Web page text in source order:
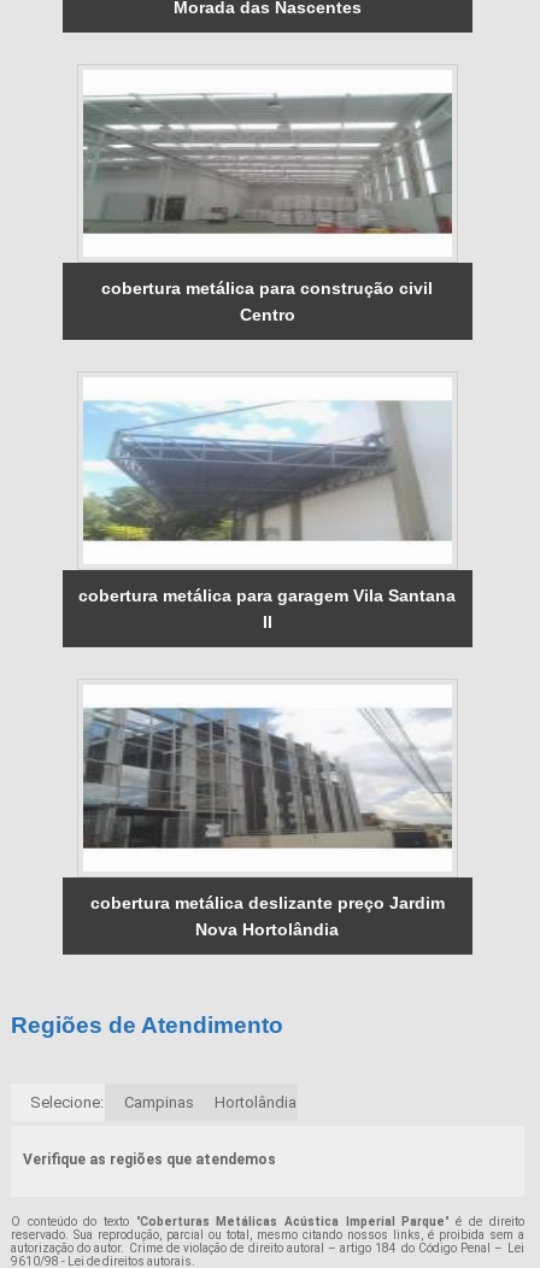
Morada das Nascentes
cobertura metálica para construção civil
Centro
cobertura metálica para garagem Vila Santana
II
cobertura metálica deslizante preço Jardim
Nova Hortolândia
Regiões de Atendimento
Selecione: Campinas Hortolândia
Verifique as regiões que atendemos
O conteúdo do texto "Coberturas Metálicas Acústica Imperial Parque" é de direito
reservado. Sua reprodução, parcial ou total, mesmo citando nossos links, é proibida sem a
autorização do autor. Crime de violação de direito autoral – artigo 184 do Código Penal –
Lei
9610/98 - Lei de direitos autorais.